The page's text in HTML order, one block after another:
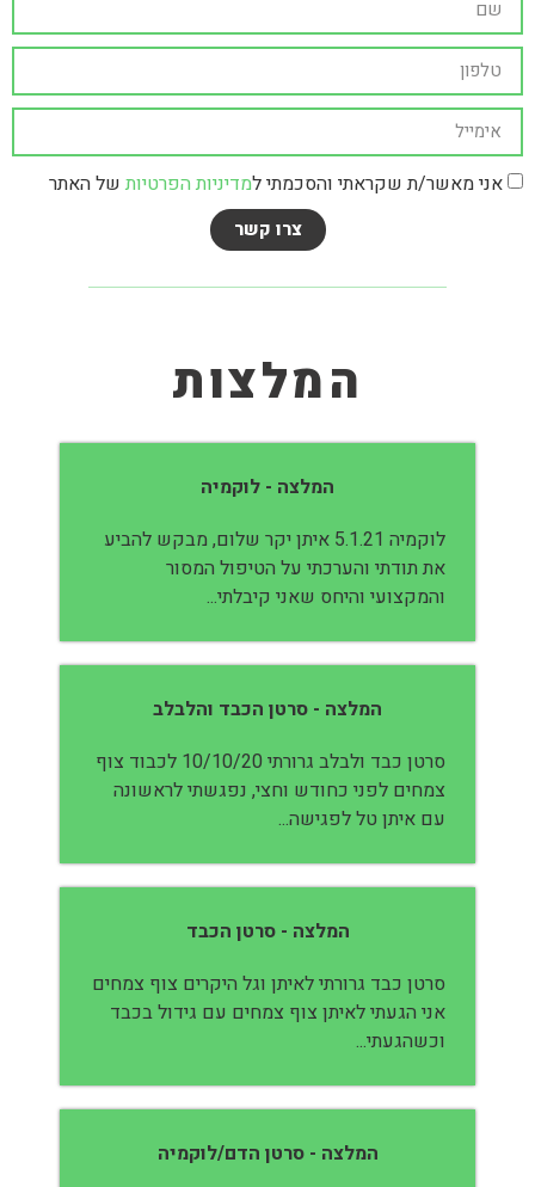
אני מאשר/ת שקראתי והסכמתי למדיניות הפרטיות של האתר
צרו קשר
המלצות
המלצה - לוקמיה
לוקמיה 5.1.21 איתן יקר שלום, מבקש להביע
את תודתי והערכתי על הטיפול המסור
והמקצועי והיחס שאני קיבלתי...
המלצה - סרטן הכבד והלבלב
סרטן כבד ולבלב גרורתי 10/10/20 לכבוד צוף
צמחים לפני כחודש וחצי, נפגשתי לראשונה
עם איתן טל לפגישה...
המלצה - סרטן הכבד
סרטן כבד גרורתי לאיתן וגל היקרים צוף צמחים
אני הגעתי לאיתן צוף צמחים עם גידול בכבד
וכשהגעתי...
המלצה - סרטן הדם/לוקמיה